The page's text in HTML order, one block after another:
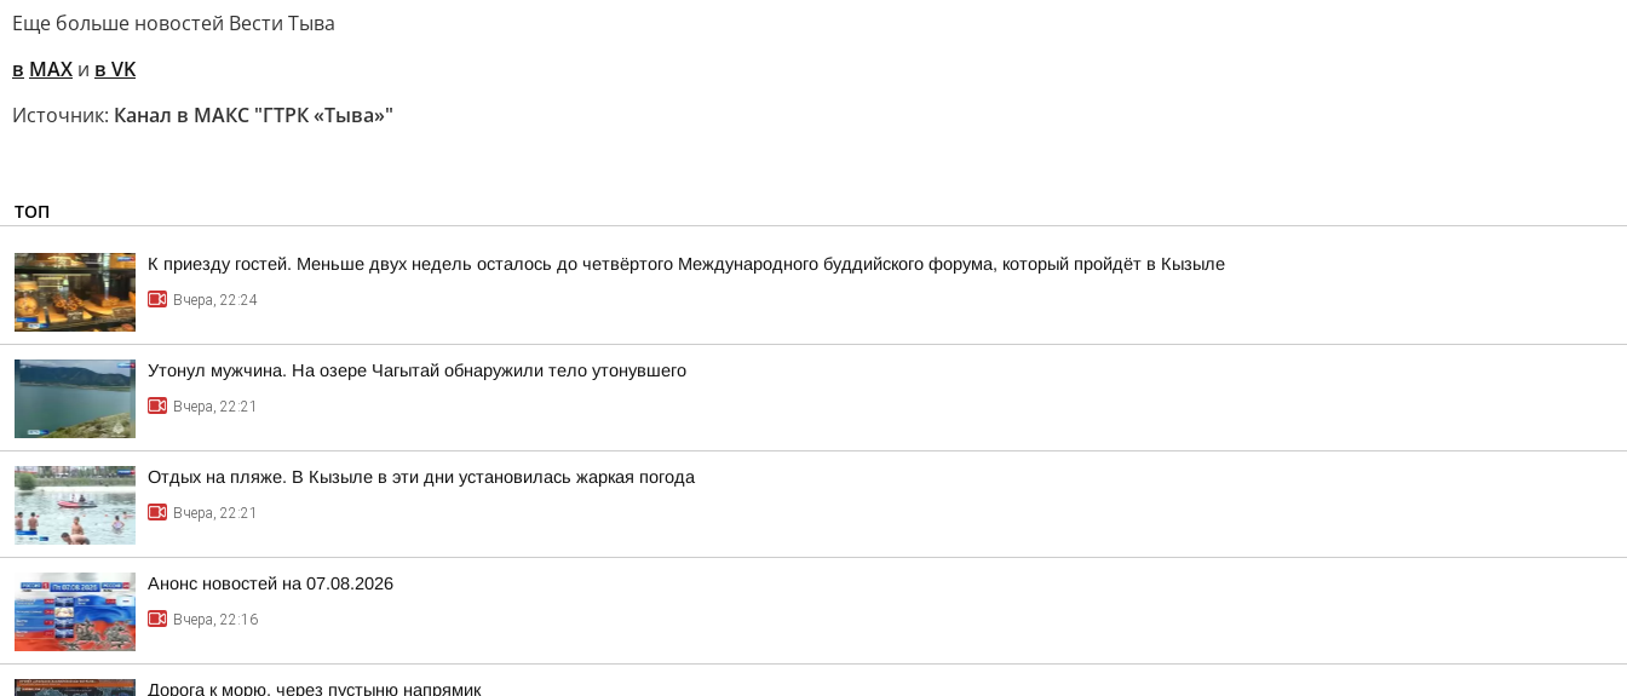
Еще больше новостей Вести Тыва
в MAX и в VK
Источник: Канал в МАКС "ГТРК «Тыва»"
ТОП
К приезду гостей. Меньше двух недель осталось до четвёртого Международного буддийского форума, который пройдёт в Кызыле
Вчера, 22:24
Утонул мужчина. На озере Чагытай обнаружили тело утонувшего
Вчера, 22:21
Отдых на пляже. В Кызыле в эти дни установилась жаркая погода
Вчера, 22:21
Анонс новостей на 07.08.2026
Вчера, 22:16
Дорога к морю. через пустыню напрямик